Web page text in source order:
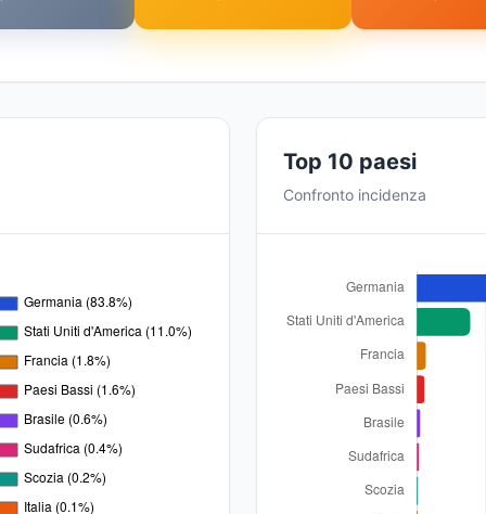
Top 10 paesi
Confronto incidenza